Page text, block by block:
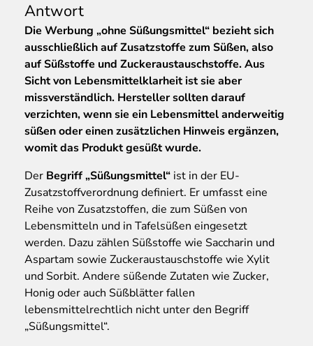
Antwort
Die Werbung „ohne Süßungsmittel“ bezieht sich
ausschließlich auf Zusatzstoffe zum Süßen, also
auf Süßstoffe und Zuckeraustauschstoffe. Aus
Sicht von Lebensmittelklarheit ist sie aber
missverständlich. Hersteller sollten darauf
verzichten, wenn sie ein Lebensmittel anderweitig
süßen oder einen zusätzlichen Hinweis ergänzen,
womit das Produkt gesüßt wurde.
Der Begriff „Süßungsmittel“ ist in der EU-
Zusatzstoffverordnung definiert. Er umfasst eine
Reihe von Zusatzstoffen, die zum Süßen von
Lebensmitteln und in Tafelsüßen eingesetzt
werden. Dazu zählen Süßstoffe wie Saccharin und
Aspartam sowie Zuckeraustauschstoffe wie Xylit
und Sorbit. Andere süßende Zutaten wie Zucker,
Honig oder auch Süßblätter fallen
lebensmittelrechtlich nicht unter den Begriff
„Süßungsmittel“.